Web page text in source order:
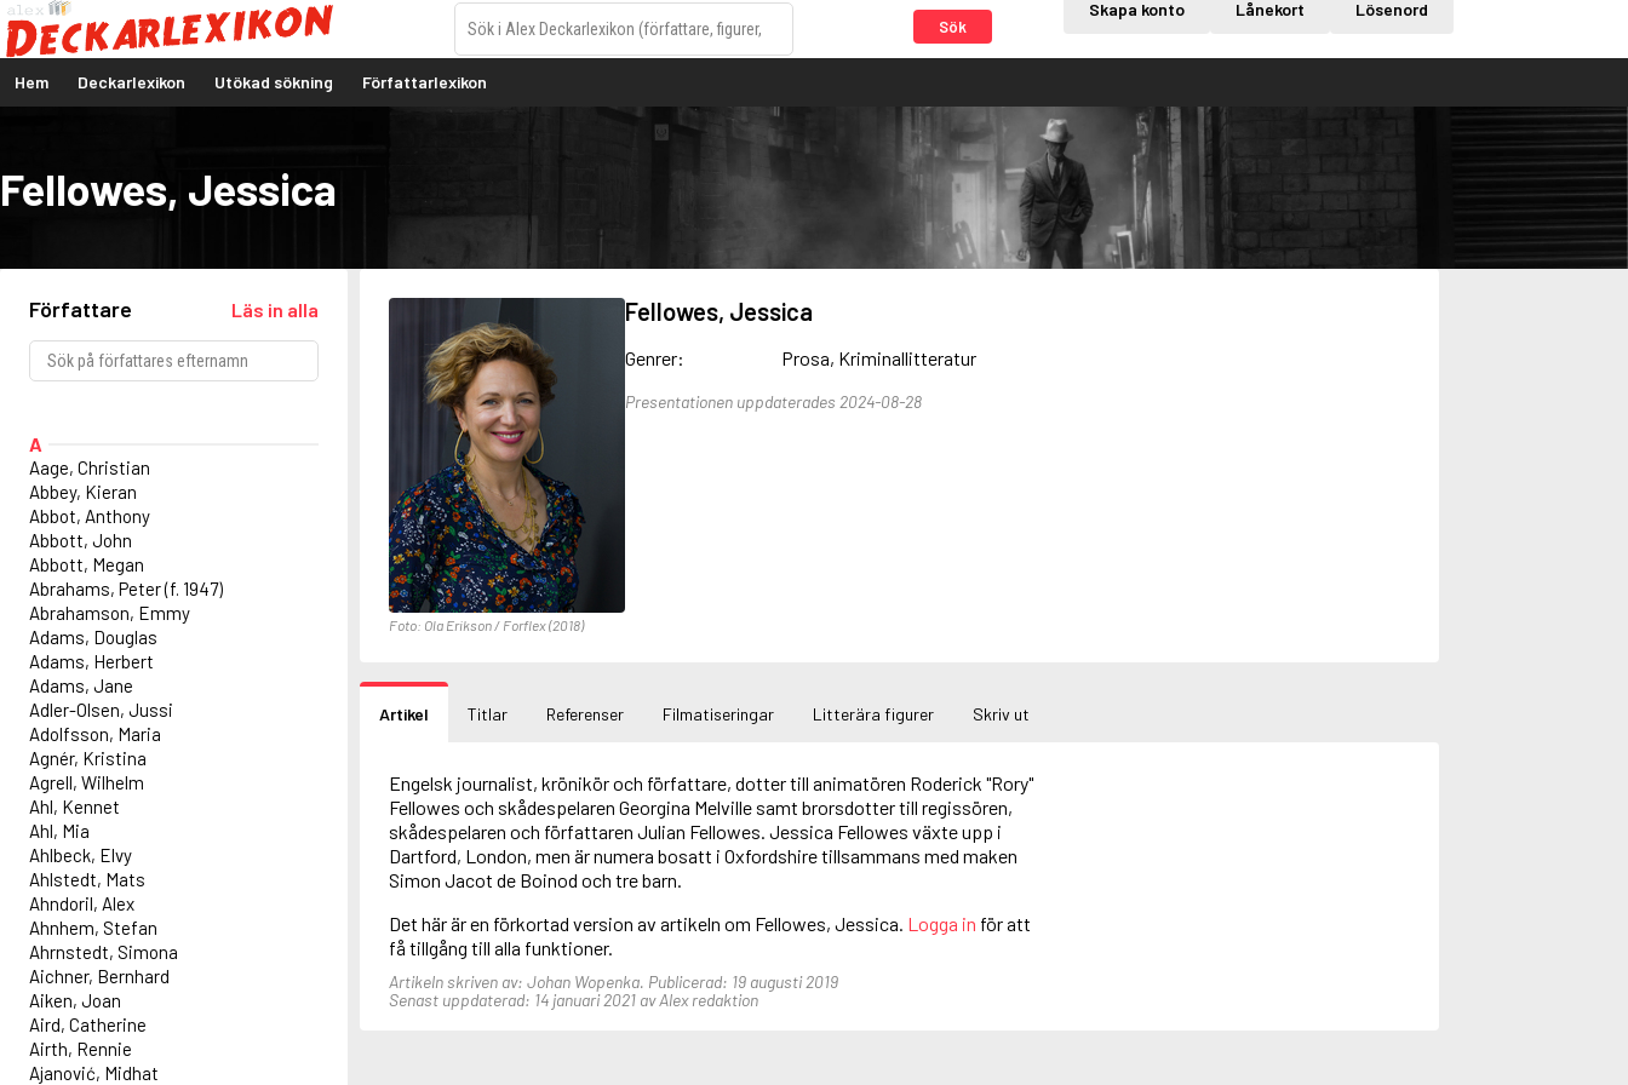
Sök
Skapa konto Lånekort Lösenord
Hem Deckarlexikon Utökad sökning Författarlexikon
Fellowes, Jessica
Författare Läs in alla
A
Aage, Christian
Abbey, Kieran
Abbot, Anthony
Abbott, John
Abbott, Megan
Abrahams, Peter (f. 1947)
Abrahamson, Emmy
Adams, Douglas
Adams, Herbert
Adams, Jane
Adler-Olsen, Jussi
Adolfsson, Maria
Agnér, Kristina
Agrell, Wilhelm
Ahl, Kennet
Ahl, Mia
Ahlbeck, Elvy
Ahlstedt, Mats
Ahndoril, Alex
Ahnhem, Stefan
Ahrnstedt, Simona
Aichner, Bernhard
Aiken, Joan
Aird, Catherine
Airth, Rennie
Ajanović, Midhat
Foto: Ola Erikson / Forflex (2018)
Fellowes, Jessica
Genrer: Prosa, Kriminallitteratur
Presentationen uppdaterades 2024-08-28
Artikel Titlar Referenser Filmatiseringar Litterära figurer Skriv ut
Engelsk journalist, krönikör och författare, dotter till animatören Roderick "Rory"
Fellowes och skådespelaren Georgina Melville samt brorsdotter till regissören,
skådespelaren och författaren Julian Fellowes. Jessica Fellowes växte upp i
Dartford, London, men är numera bosatt i Oxfordshire tillsammans med maken
Simon Jacot de Boinod och tre barn.
Det här är en förkortad version av artikeln om Fellowes, Jessica. Logga in för att
få tillgång till alla funktioner.
Artikeln skriven av: Johan Wopenka. Publicerad: 19 augusti 2019
Senast uppdaterad: 14 januari 2021 av Alex redaktion